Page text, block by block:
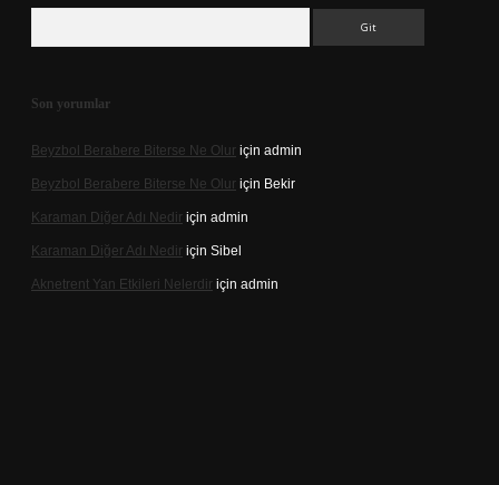
Son yorumlar
Beyzbol Berabere Biterse Ne Olur için admin
Beyzbol Berabere Biterse Ne Olur için Bekir
Karaman Diğer Adı Nedir için admin
Karaman Diğer Adı Nedir için Sibel
Aknetrent Yan Etkileri Nelerdir için admin